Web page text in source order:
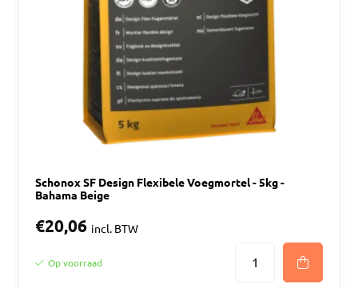
Schonox SF Design Flexibele Voegmortel - 5kg -
Bahama Beige
€20,06 incl. BTW
Op voorraad